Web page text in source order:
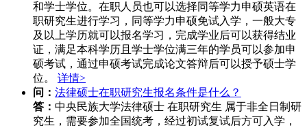
和学士学位。在职人员也可以选择同等学力申硕英语在
职研究生进行学习，同等学力申硕免试入学，一般大专
及以上学历就可以报名学习，完成学业后可以获得结业
证，满足本科学历且学士学位满三年的学员可以参加申
硕考试，通过申硕考试完成论文答辩后可以授予硕士学
位。 详情>
问： 法律硕士在职研究生报名条件是什么？
答： 中央民族大学法律硕士 在职研究生 属于非全日制研
究生，需要参加全国统考，经过初试复试后方可入学，